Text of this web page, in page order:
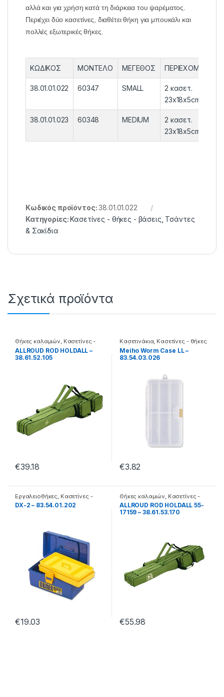
αλλά και για χρήση κατά τη διάρκεια του ψαρέματος.
Περιέχει δύο κασετίνες, διαθέτει θήκη για μπουκάλι και
πολλές εξωτερικές θήκες.
ΚΩΔΙΚΟΣ ΜΟΝΤΕΛΟ ΜΕΓΕΘΟΣ ΠΕΡΙΕΧΟΜΕΝΟ
38.01.01.022 60347 SMALL
2 κασετ.
23x18x5cm
38.01.01.023 60348 MEDIUM
2 κασετ.
23x18x5cm
Κωδικός προϊόντος:38.01.01.022
Κατηγορίες:Κασετίνες - θήκες - βάσεις Τσάντες
& Σακίδια
Σχετικά προϊόντα
Θήκες καλαμιών Κασετίνες -
θήκες - βάσεις
ALLROUD ROD HOLDALL –
38.61.52.105
€39.18
Κασετινάκια, Κασετίνες - θήκες
- βάσεις
Meiho Worm Case LL –
83.54.03.026
€3.82
Εργαλειοθήκες Κασετίνες -
θήκες - βάσεις
DX-2 – 83.54.01.202
€19.03
Θήκες καλαμιών Κασετίνες -
θήκες - βάσεις
ALLROUD ROD HOLDALL 55-
17159 – 38.61.53.170
€55.98